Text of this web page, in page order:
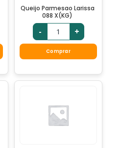
Queijo Parmesao Larissa
088 X(KG)
- +
Comprar